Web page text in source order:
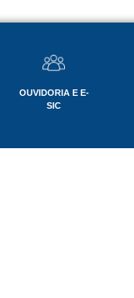
OUVIDORIA E E-
SIC